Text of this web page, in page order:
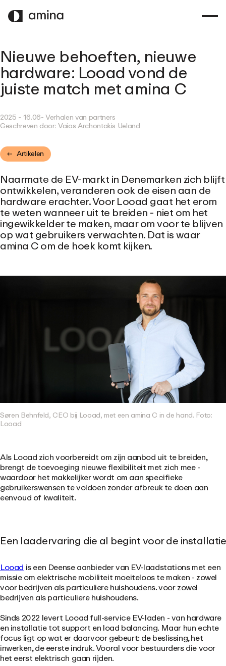
NAAR
HOOFDINHOUD
Nieuwe behoeften, nieuwe
hardware: Looad vond de
juiste match met amina C
2025 - 16.06- Verhalen van partners
Geschreven door:Vaios Archontakis Ueland
Artikelen
Naarmate de EV-markt in Denemarken zich blijft
ontwikkelen, veranderen ook de eisen aan de
hardware erachter. Voor Looad gaat het erom
te weten wanneer uit te breiden - niet om het
ingewikkelder te maken, maar om voor te blijven
op wat gebruikers verwachten. Dat is waar
amina C om de hoek komt kijken.
Søren Behnfeld, CEO bij Looad, met een amina C in de hand. Foto:
Looad
AlsLooadzich voorbereidt om zijn aanbod uit te breiden,
brengt de toevoeging nieuwe flexibiliteit met zich mee-
waardoor het makkelijker wordt om aan specifieke
gebruikerswensen te voldoen zonder afbreuk te doen aan
eenvoud of kwaliteit.
Een laadervaring die al begint voor de installatie
Looadis een Deense aanbieder van EV-laadstations met een
missie om elektrische mobiliteit moeiteloos te maken - zowel
voor bedrijven als particuliere huishoudens.voor zowel
bedrijven als particuliere huishoudens.
Sinds 2022 levert Looad full-service EV-laden - van hardware
en installatie tot support en load balancing. Maar hun echte
focus ligt op wat er daarvoor gebeurt: de beslissing, het
inwerken, de eerste indruk. Vooral voor bestuurders die voor
het eerst elektrisch gaan rijden.